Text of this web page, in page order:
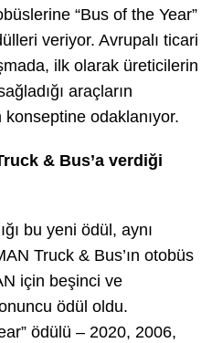
“Bus of the Year”
veriyor. Avrupalı ticari
ilk olarak üreticilerin
araçların
konseptine odaklanıyor.
& Bus’a verdiği
bu yeni ödül, aynı
Truck & Bus’ın otobüs
için beşinci ve
ödül oldu.
ödülü – 2020, 2006,